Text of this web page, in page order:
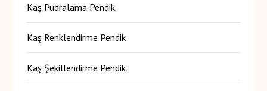
Kaş Pudralama Pendik
Kaş Renklendirme Pendik
Kaş Şekillendirme Pendik